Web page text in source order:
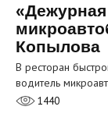
Копылова
В ресторан
водитель
1440